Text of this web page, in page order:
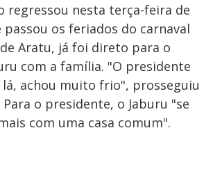
regressou nesta terça-feira de
passou os feriados do carnaval
de Aratu, já foi direto para o
com a família. "O presidente
achou muito frio", prosseguiu
o presidente, o Jaburu "se
com uma casa comum".